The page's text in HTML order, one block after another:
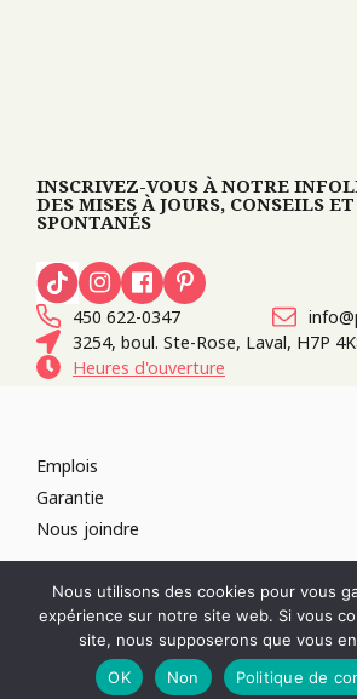
INSCRIVEZ-VOUS À NOTRE
DES MISES À JOURS, CONSEILS
SPONTANÉS
450 622-0347
3254, boul. Ste-Rose, Laval, H7P
Heures d'ouverture
Emplois
Garantie
Nous joindre
SITES WEB :PAR DESIGN, AGENCE WEB
RÉVOQUER LE CONSENTEMENT
POLITIQUE DE CONFIDENTIALITÉ
Nous utilisons des cookies pour vous
expérience sur notre site web. Si vous
site, nous supposerons que vous
OK
Non Politique de